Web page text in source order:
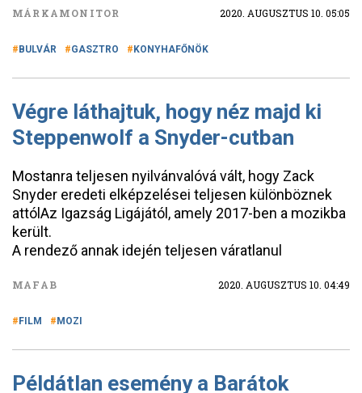
MÁRKAMONITOR 2020. AUGUSZTUS 10. 05:05
BULVÁR GASZTRO KONYHAFŐNÖK
Végre láthajtuk, hogy néz majd ki
Steppenwolf a Snyder-cutban
Mostanra teljesen nyilvánvalóvá vált, hogy Zack
Snyder eredeti elképzelései teljesen különböznek
attólAz Igazság Ligájától, amely 2017-ben a mozikba
került.
A rendező annak idején teljesen váratlanul
MAFAB 2020. AUGUSZTUS 10. 04:49
FILM MOZI
Példátlan esemény a Barátok